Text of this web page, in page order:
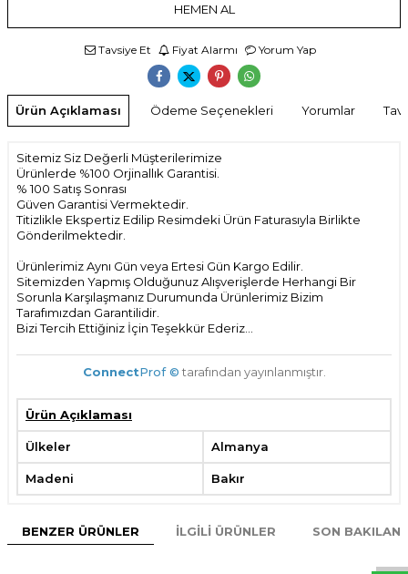
W
h
t
s
p
p
D
e
s
e
H
a
t
t
HEMEN AL
Tavsiye Et Fiyat Alarmı Yorum Yap
Ürün Açıklaması Ödeme Seçenekleri Yorumlar
Sitemiz Siz Değerli Müşterilerimize
Ürünlerde %100 Orjinallık Garantisi.
% 100 Satış Sonrası
Güven Garantisi Vermektedir.
Titizlikle Ekspertiz Edilip Resimdeki Ürün Faturasıyla Birlikte
Gönderilmektedir.
Ürünlerimiz Aynı Gün veya Ertesi Gün Kargo Edilir.
Sitemizden Yapmış Olduğunuz Alışverişlerde Herhangi Bir
Sorunla Karşılaşmanız Durumunda Ürünlerimiz Bizim
Tarafımızdan Garantilidir.
Bizi Tercih Ettiğiniz İçin Teşekkür Ederiz...
ConnectProf © tarafından yayınlanmıştır.
Ürün Açıklaması
Ülkeler Almanya
Madeni Bakır
BENZER ÜRÜNLER İLGILI ÜRÜNLER SON